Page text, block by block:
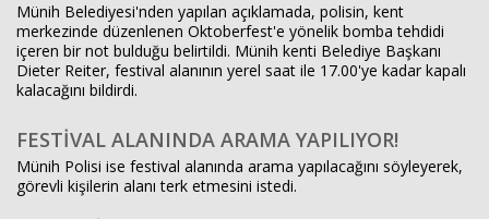
Münih Belediyesi'nden yapılan açıklamada, polisin, kent
merkezinde düzenlenen Oktoberfest'e yönelik bomba tehdidi
içeren bir not bulduğu belirtildi. Münih kenti Belediye Başkanı
Dieter Reiter, festival alanının yerel saat ile 17.00'ye kadar kapalı
kalacağını bildirdi.
FESTİVAL ALANINDA ARAMA YAPILIYOR!
Münih Polisi ise festival alanında arama yapılacağını söyleyerek,
görevli kişilerin alanı terk etmesini istedi.